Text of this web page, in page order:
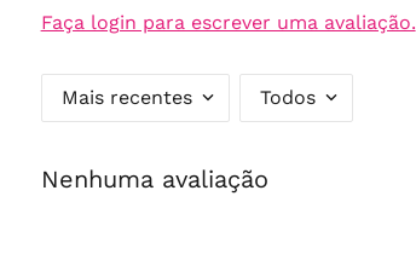
Faça login para escrever uma avaliação.
Mais recentes Todos
Nenhuma avaliação